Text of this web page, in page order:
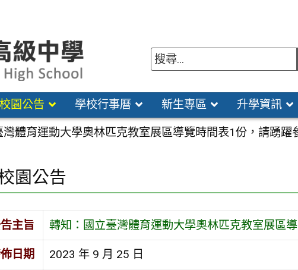
校園公告 學校行事曆 新生專區 升學資訊
體育運動大學奧林匹克教室展區導覽時間表1份，請踴躍
園公告
主旨 轉知：國立臺灣體育運動大學奧林匹克教室展區
日期 2023 年 9 月 25 日